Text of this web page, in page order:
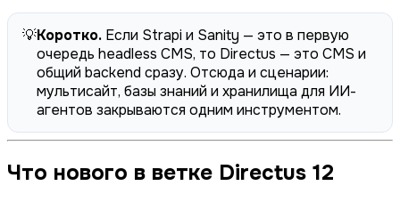
💡Коротко. Если Strapi и Sanity — это в первую
очередь headless CMS, то Directus — это CMS и
общий backend сразу. Отсюда и сценарии:
мультисайт, базы знаний и хранилища для ИИ-
агентов закрываются одним инструментом.
Что нового в ветке Directus 12